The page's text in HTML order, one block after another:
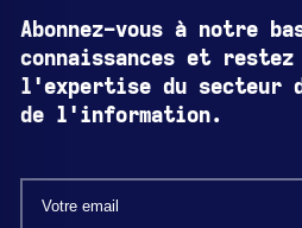
Abonnez-vous à notre
connaissances et
l'expertise du secteur
de l'information.